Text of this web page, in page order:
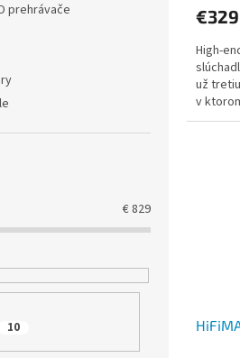
prehrávače
€829
10
€329
High-
už
v